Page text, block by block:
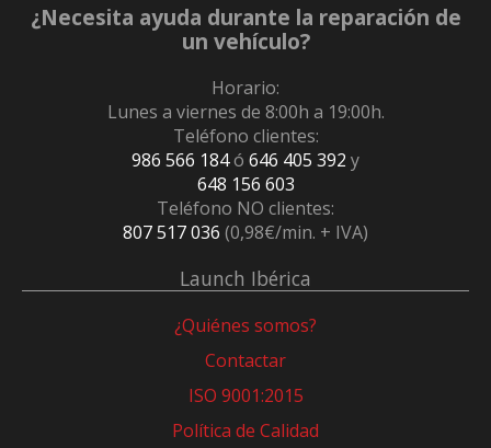
¿Necesita ayuda durante la reparación de
un vehículo?
Horario:
Lunes a viernes de 8:00h a 19:00h.
Teléfono clientes:
986 566 184ó 646 405 392 y
648 156 603
Teléfono NO clientes:
807 517 036 (0,98€/min. + IVA)
Launch Ibérica
¿Quiénes somos?
Contactar
ISO 9001:2015
Política de Calidad